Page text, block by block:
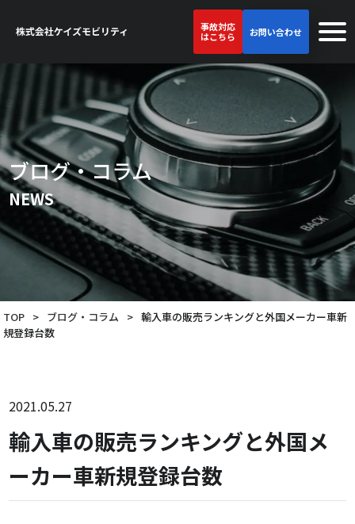
事故対応
はこちら
お問い合わせ
ブログ・コラム
NEWS
TOP > ブログ・コラム > 輸入車の販売ランキングと外国メーカー車新
規登録台数
2021.05.27
輸入車の販売ランキングと外国メ
ーカー車新規登録台数